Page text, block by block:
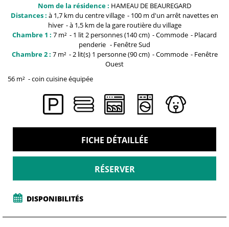
Nom de la résidence : HAMEAU DE BEAUREGARD
Distances : à 1,7 km du centrevillage 100 m d'un arrêt navettes en
hiver
à 1,5 km de la gare routière du village
Chambre 1 : 7 m² 1 lit 2 personnes (140 cm) Commode
Placard
penderie
FenêtreSud
Chambre 2 : 7 m² 2 lit(s) 1 personne (90 cm) Commode
Fenêtre
Ouest
56 m² coin cuisine équipée
FICHE DÉTAILLÉE
RÉSERVER
DISPONIBILITÉS